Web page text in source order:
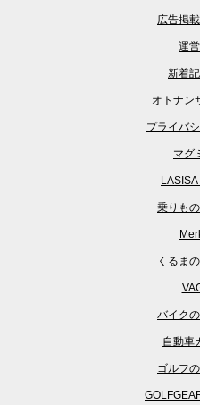
広告掲
運
新着
オトナン
プライバ
マグ
乗りも
くるま
バイク
自動車
ゴルフ